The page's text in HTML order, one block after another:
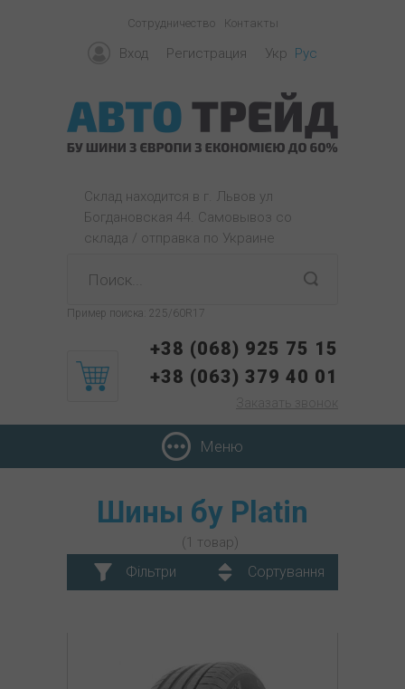
Сотрудничество Контакты
Вход Регистрация Укр Рус
Склад находится в г. Львов ул
Богдановская 44. Самовывоз со
склада / отправка по Украине
Пример поиска: 225/60R17
+38 (068) 925 75 15
+38 (063) 379 40 01
Заказать звонок
Меню
Шины бу Platin
(1 товар)
Фільтри Сортування